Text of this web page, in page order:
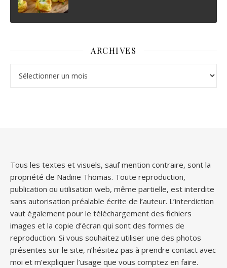
ARCHIVES
Tous les textes et visuels, sauf mention contraire, sont la
propriété de Nadine Thomas. Toute reproduction,
publication ou utilisation web, même partielle, est interdite
sans autorisation préalable écrite de l’auteur. L’interdiction
vaut également pour le téléchargement des fichiers
images et la copie d’écran qui sont des formes de
reproduction. Si vous souhaitez utiliser une des photos
présentes sur le site, n’hésitez pas à prendre contact avec
moi et m’expliquer l’usage que vous comptez en faire.